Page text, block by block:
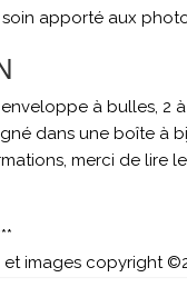
apporté aux
à bulles, 2
dans une boîte à
merci de lire
images copyright